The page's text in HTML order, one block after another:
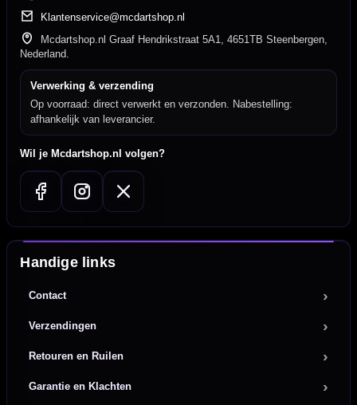
Klantenservice@mcdartshop.nl
Mcdartshop.nl Graaf Hendrikstraat 5A1, 4651TB Steenbergen,
Nederland.
Verwerking & verzending
Op voorraad: direct verwerkt en verzonden. Nabestelling:
afhankelijk van leverancier.
Wil je Mcdartshop.nl volgen?
Handige links
Contact
Verzendingen
Retouren en Ruilen
Garantie en Klachten